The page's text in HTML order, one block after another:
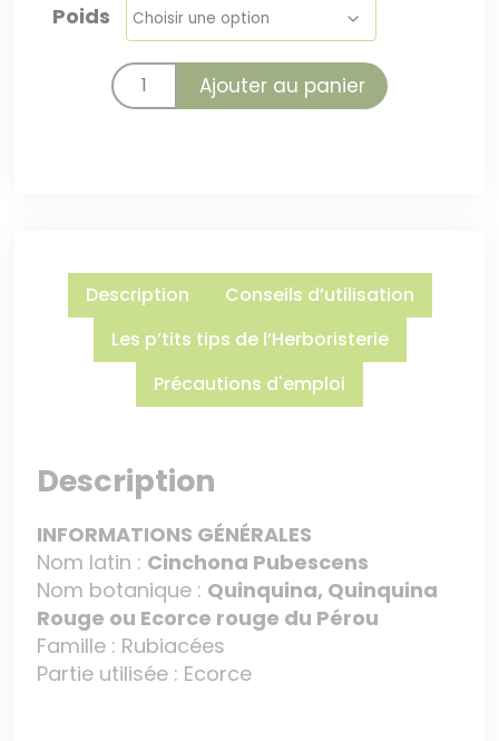
Poids
Ajouter au panier
Description
Conseils d’utilisation
Les p’tits tips de l’Herboristerie
Précautions d'emploi
Description
INFORMATIONS GÉNÉRALES
Nom latin : Cinchona Pubescens
Nom botanique : Quinquina, Quinquina
Rouge ou Ecorce rouge du Pérou
Famille : Rubiacées
Partie utilisée : Ecorce